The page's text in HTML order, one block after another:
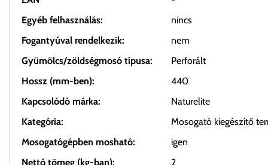
Egyéb felhasználás:
nincs
Fogantyúval rendelkezik:
nem
Gyümölcs/zöldségmosó típusa:
Perforált
Hossz (mm-ben):
440
Kapcsolódó márka:
Naturelite
Kategória:
Mosogató kiegészítő
Mosogatógépben mosható:
igen
Nettó tömeg (kg-ban):
2